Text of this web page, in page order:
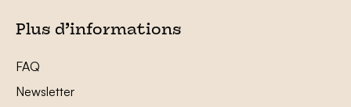
Plus d’informations
FAQ
Newsletter